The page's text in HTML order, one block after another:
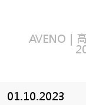
AVENO｜
01.10.2023